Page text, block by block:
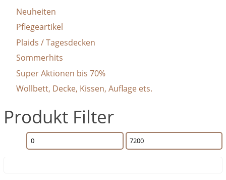
Neuheiten
Pflegeartikel
Plaids / Tagesdecken
Sommerhits
Super Aktionen bis 70%
Wollbett, Decke, Kissen, Auflage ets.
Produkt Filter